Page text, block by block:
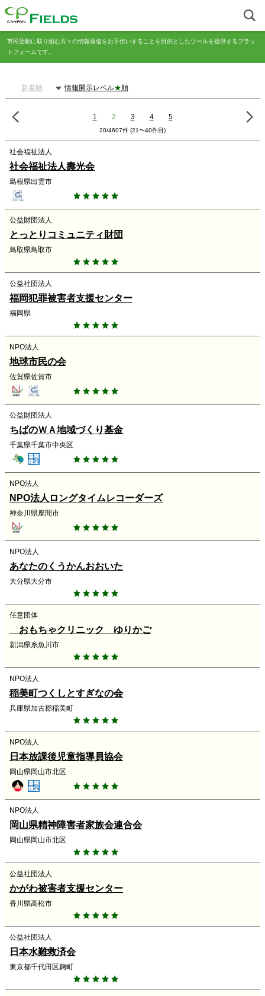
市民活動に取り組む方々の情報発信をお手伝いすることを目的としたツールを提供するプラッ
トフォームです。
新着順 情報開示レベル★ 順
1 2 3 4 5
20/4607件 (21〜40件目)
社会福祉法人
社会福祉法人壽光会
島根県出雲市
公益財団法人
とっとりコミュニティ財団
鳥取県鳥取市
公益社団法人
福岡犯罪被害者支援センター
福岡県
NPO法人
地球市民の会
佐賀県佐賀市
公益財団法人
ちばのＷＡ地域づくり基金
千葉県千葉市中央区
NPO法人
NPO法人ロングタイムレコーダーズ
神奈川県座間市
NPO法人
あなたのくうかんおおいた
大分県大分市
任意団体
おもちゃクリニック ゆりかご
新潟県糸魚川市
NPO法人
稲美町つくしとすぎなの会
兵庫県加古郡稲美町
NPO法人
日本放課後児童指導員協会
岡山県岡山市北区
NPO法人
岡山県精神障害者家族会連合会
岡山県岡山市北区
公益社団法人
かがわ被害者支援センター
香川県高松市
公益社団法人
日本水難救済会
東京都千代田区麹町